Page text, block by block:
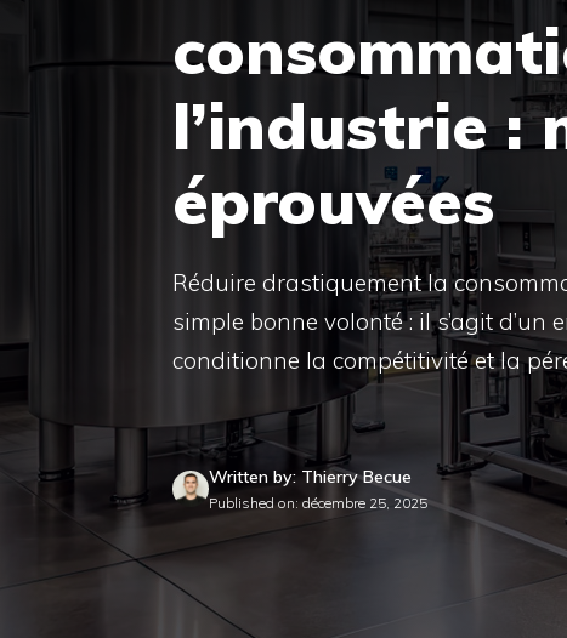
l’industrie :
éprouvées
Réduire drastiquement la
simple bonne volonté : il s’agit
conditionne la compétitivité et la
Written by: Thierry Becue
Published on: décembre 25, 2025